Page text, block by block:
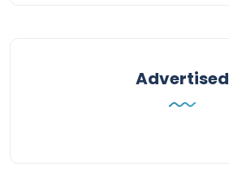
Advertised